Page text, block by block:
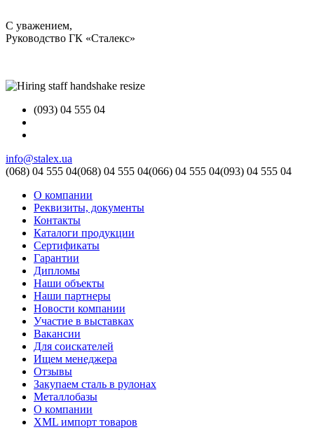
С уважением,
Руководство ГК «Сталекс»
(093) 04 555 04
info@stalex.ua
(068) 04 555 04(068) 04 555 04(066) 04 555 04(093) 04 555 04
О компании
Реквизиты, документы
Контакты
Каталоги продукции
Сертификаты
Гарантии
Дипломы
Наши объекты
Наши партнеры
Новости компании
Участие в выставках
Вакансии
Для соискателей
Ищем менеджера
Отзывы
Закупаем сталь в рулонах
Металлобазы
О компании
XML импорт товаров